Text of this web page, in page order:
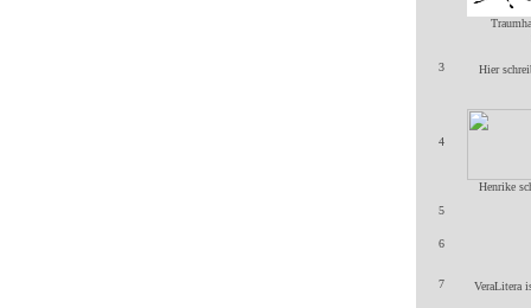
3
Hier
4
Henrike
5
6
7
VeraLitera